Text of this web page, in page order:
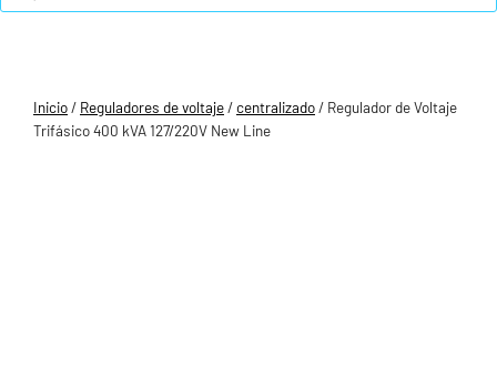
Inicio/ Reguladores de voltaje/centralizado/ Regulador de Voltaje
Trifásico 400 kVA 127/220V New Line